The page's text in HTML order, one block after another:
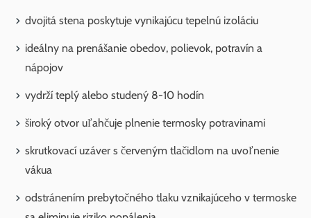
dvojitá stena poskytuje vynikajúcu tepelnú izoláciu
ideálny na prenášanie obedov, polievok, potravín a
nápojov
vydrží teplý alebo studený 8-10 hodín
široký otvor uľahčuje plnenie termosky potravinami
skrutkovací uzáver s červeným tlačidlom na uvoľnenie
vákua
odstránením prebytočného tlaku vznikajúceho v termoske